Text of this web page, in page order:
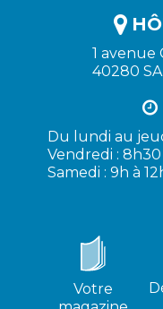
1 avenue
40280
Du lundi au
Vendredi : 8h30
Samedi : 9h à
Votre